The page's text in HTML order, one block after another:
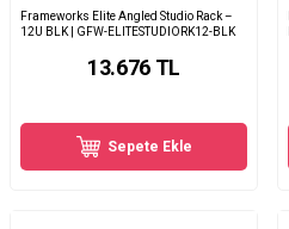
Frameworks Elite Angled Studio Rack –
12U BLK | GFW-ELITESTUDIORK12-BLK
13.676TL
Sepete Ekle